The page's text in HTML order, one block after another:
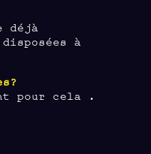
déjà
à
pour cela .